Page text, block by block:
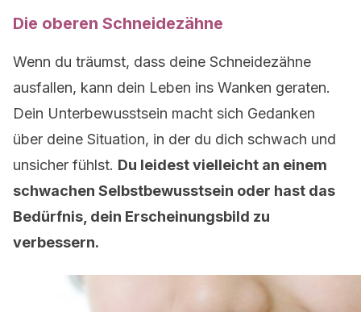
Die oberen Schneidezähne
Wenn du träumst, dass deine Schneidezähne
ausfallen, kann dein Leben ins Wanken geraten.
Dein Unterbewusstsein macht sich Gedanken
über deine Situation, in der du dich schwach und
unsicher fühlst. Du leidest vielleicht an einem
schwachen Selbstbewusstsein oder hast das
Bedürfnis, dein Erscheinungsbild zu
verbessern.